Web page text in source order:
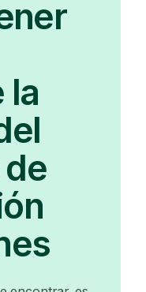
la